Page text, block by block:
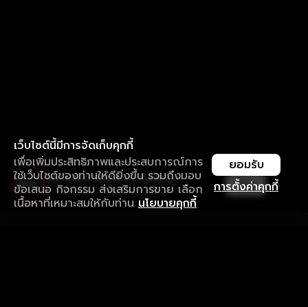
เว็บไซต์นี้มีการจัดเก็บคุกกี้
เพื่อเพิ่มประสิทธิภาพและประสบการณ์การ
ใช้เว็บไซต์ของท่านให้ดียิ่งขึ้น รวมถึงมอบ
ข้อเสนอ กิจกรรม ส่งเสริมการขาย เลือก
เนื้อหาที่เหมาะสมให้กับท่าน นโยบายคุกกี้
การตั้งค่าคุกกี้
ยอมรับ
ใช้งานแอป ลื่นไหลกว่า ไม่มีสะดุด
ดาวน์โหลดแอปเพื่อการรับชมที่ดีกว่า เปิด